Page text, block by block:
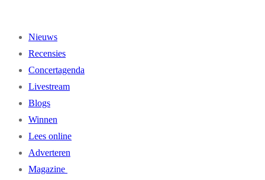
Nieuws
Recensies
Concertagenda
Livestream
Blogs
Winnen
Lees online
Adverteren
Magazine